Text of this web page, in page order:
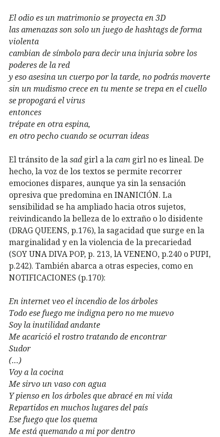
El odio es un matrimonio se proyecta en 3D
las amenazas son solo un juego de hashtags de forma
violenta
cambian de símbolo para decir una injuria sobre los
poderes de la red
y eso asesina un cuerpo por la tarde, no podrás moverte
sin un mudismo crece en tu mente se trepa en el cuello
se propogará el virus
entonces
trépate en otra espina,
en otro pecho cuando se ocurran ideas
El tránsito de la sadgirl a la cam girl no es lineal. De
hecho, la voz de los textos se permite recorrer
emociones dispares, aunque ya sin la sensación
opresiva que predomina en INANICIÓN. La
sensibilidad se ha ampliado hacia otros sujetos,
reivindicando la belleza de lo extraño o lo disidente
(DRAG QUEENS, p.176), la sagacidad que surge en la
marginalidad y en la violencia de la precariedad
(SOY UNA DIVA POP, p. 213, lA VENENO, p.240 o PUPI,
p.242). También abarca a otras especies, como en
NOTIFICACIONES (p.170):
En internet veo el incendio de los árboles
Todo ese fuego me indigna pero no me muevo
Soy la inutilidad andante
Me acarició el rostro tratando de encontrar
Sudor
(…)
Voy a la cocina
Me sirvo un vaso con agua
Y pienso en los árboles que abracé en mi vida
Repartidos en muchos lugares del país
Ese fuego que los quema
Me está quemando a mi por dentro